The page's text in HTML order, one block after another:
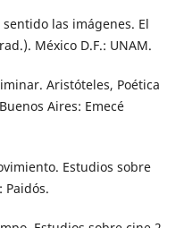
las imágenes. El
México D.F.: UNAM.
Aristóteles, Poética
Aires: Emecé
Estudios sobre
Paidós.